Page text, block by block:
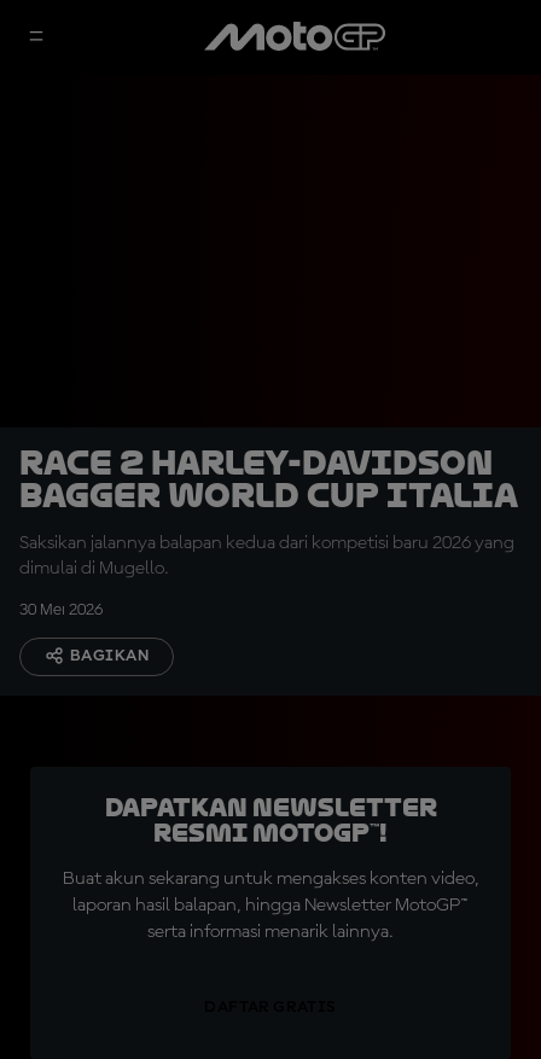
Race 2 Harley-Davidson
Bagger World Cup Italia
Saksikan jalannya balapan kedua dari kompetisi baru 2026 yang
dimulai di Mugello.
30 Mei 2026
BAGIKAN
Dapatkan Newsletter
Resmi MotoGP™!
Buat akun sekarang untuk mengakses konten video,
laporan hasil balapan, hingga Newsletter MotoGP™
serta informasi menarik lainnya.